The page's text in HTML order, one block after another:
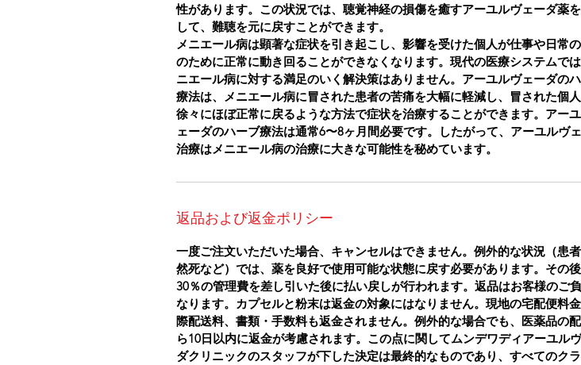
性があります。この状況では、聴覚神経の損傷を癒すアーユルヴェーダ薬
して、難聴を元に戻すことができます。
メニエール病は顕著な症状を引き起こし、影響を受けた個人が仕事や日常
のために正常に動き回ることができなくなります。現代の医療システムで
ニエール病に対する満足のいく解決策はありません。アーユルヴェーダの
療法は、メニエール病に冒された患者の苦痛を大幅に軽減し、冒された個
徐々にほぼ正常に戻るような方法で症状を治療することができます。アー
ェーダのハーブ療法は通常6〜8ヶ月間必要です。したがって、アーユルヴ
治療はメニエール病の治療に大きな可能性を秘めています。
返品および返金ポリシー
一度ご注文いただいた場合、キャンセルはできません。例外的な状況（患
然死など）では、薬を良好で使用可能な状態に戻す必要があります。その後
30％の管理費を差し引いた後に払い戻しが行われます。返品はお客様のご
なります。カプセルと粉末は返金の対象にはなりません。現地の宅配便料
際配送料、書類・手数料も返金されません。例外的な場合でも、医薬品の
ら10日以内に返金が考慮されます。この点に関してムンデワディアーユル
ダクリニックのスタッフが下した決定は最終的なものであり、すべてのク